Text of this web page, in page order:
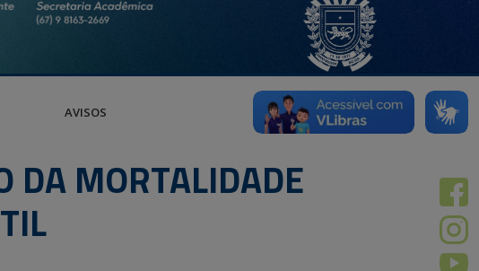
AVISOS
DA MORTALIDADE